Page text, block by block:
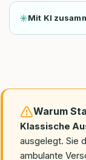
Mit KI
Warum
Klassische
ausgelegt. Sie
ambulante